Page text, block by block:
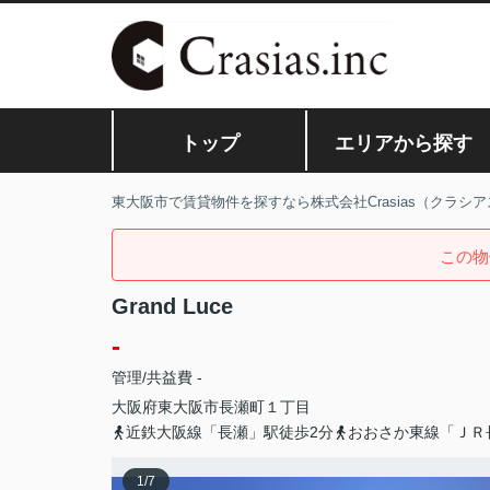
トップ エリアから探す
東大阪市で賃貸物件を探すなら株式会社Crasias（クラシア
この
Grand Luce
-
管理/共益費 -
大阪府東大阪市長瀬町 １丁目
近鉄大阪線「長瀬」駅徒歩2分
おおさか東線「Ｊ
1/7